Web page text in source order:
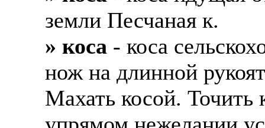
земли Песчаная к.
» коса - коса
нож на длинной
Махать косой. Точить